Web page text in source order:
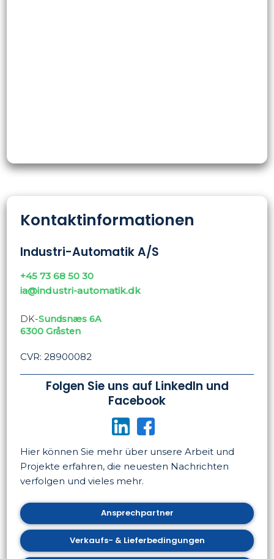
Kontaktinformationen
Industri-Automatik A/S
+45 73 68 50 30
ia@industri-automatik.dk
DK-Sundsnæs 6A
​6300 Gråsten
CVR: 28900082
Folgen Sie uns auf LinkedIn und
Facebook
Hier können Sie mehr über unsere Arbeit und
Projekte erfahren, die neuesten Nachrichten
verfolgen und vieles mehr.
Ansprechpartner
Verkaufs- & Lieferbedingungen